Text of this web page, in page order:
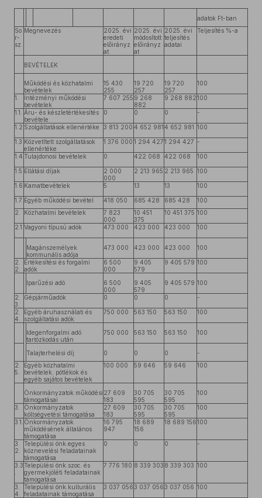
adatok Ft-ban
So
r-
sz.
Megnevezés
2025. évi
eredeti
előirányz
at
2025. évi
módosított
előirányz
at
2025. évi
teljesítés
adatai
Teljesítés %-a
BEVÉTELEK
Működési és közhatalmi
bevételek
15 430
255
19 720
257
19 720
257
100
1.
Intézményi működési
bevételek
7 607 255 9 268
882
9 268 882100
1.1. Áru- és készletértékesítés
bevétele
0 0 0 -
1.2 Szolgáltatások ellenértéke 3 813 200 4 652 9814 652 981 100
1.3 Közvetített szolgáltatások
ellenértéke
1 376 000 1 294 4271 294 427 -
1.4 Tulajdonosi bevételek 0 422 068 422 068 100
1.5 Ellátási díjak
2 000
000
2 213 965 2 213 965 100
1.6 Kamatbevételek 5 13 13 100
1.7. Egyéb működési bevétel 418 050 685 428 685 428
100
2.
Közhatalmi bevételek
7 823
000
10 451
375
10 451 375 100
2.1 Vagyoni típusú adók 473 000 423 000 423 000 100
Magánszemélyek
kommunális adója
473 000 423 000 423 000 100
2.
2.
Értékesítési és forgalmi
adók
6 500
000
9 405
579
9 405 579 100
Iparűzési adó
6 500
000
9 405
579
9 405 579 100
2.
3.
Gépjárműadók 0 0 0 -
2.
4.
Egyéb áruhasználati és
szolgáltatási adók
750 000 563 150 563 150 100
Idegenforgalmi adó
tartózkodás után
750 000 563 150 563 150 100
Talajterhelési díj 0 0 0
-
2.
5.
Egyéb közhatalmi
bevételek, pótlékok és
egyéb sajátos bevételek
100 000 59 646 59 646 100
Önkormányzatok működési
támogatásai
27 609
183
30 705
595
30 705
595
100
3.
Önkormányzatok
költségvetési támogatása
27 609
183
30 705
595
30 705
595
100
3.1. Önkormányzatok
működésének általános
támogatása
16 795
947
18 689
156
18 689 156100
3.
2.
Települési önk.egyes
köznevelési feladatainak
támogatása
0 0 0 -
3.3 Települési önk.szoc. és
gyermekjóléti feladatainak
támogatása
7 776 180 8 339 303 8 339 303 100
3.
4.
Települési önk.kulturális
feladatainak támogatása
3 037 0563 037 0563 037 056 100